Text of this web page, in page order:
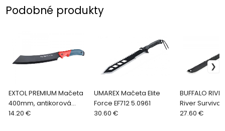
Podobné produkty
EXTOL PREMIUM Mačeta
400mm, antikorová
čepeľ, s puzdrom,
14.20 €
UMAREX Mačeta Elite
Force EF712 5.0961
30.60 €
BUFFALO
River Survival
27.60 €